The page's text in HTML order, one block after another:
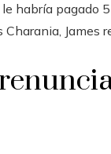
habría pagado
James